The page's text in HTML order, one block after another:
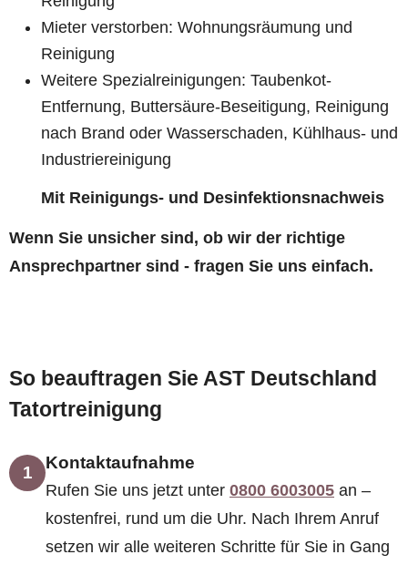
Mieter verstorben: Wohnungsräumung und
Reinigung
Weitere Spezialreinigungen: Taubenkot-
Entfernung, Buttersäure-Beseitigung, Reinigung
nach Brand oder Wasserschaden, Kühlhaus- und
Industriereinigung
Mit Reinigungs- und Desinfektionsnachweis
Wenn Sie unsicher sind, ob wir der richtige
Ansprechpartner sind - fragen Sie uns einfach.
So beauftragen Sie AST Deutschland
Tatortreinigung
1 Kontaktaufnahme
Rufen Sie uns jetzt unter 0800 6003005 an –
kostenfrei, rund um die Uhr. Nach Ihrem Anruf
setzen wir alle weiteren Schritte für Sie in Gang